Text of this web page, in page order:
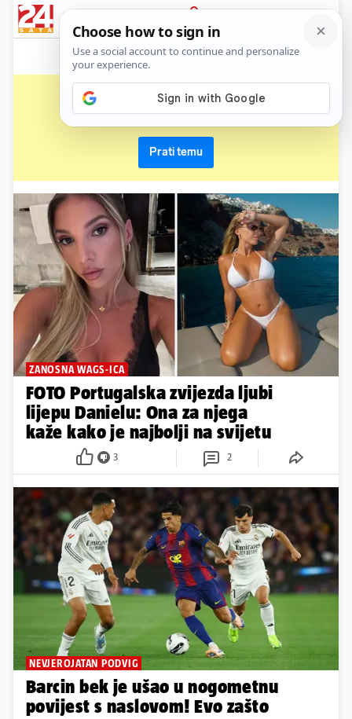
PRIJAVA
News
joao cancelo
Prati temu
ZANOSNA WAGS-ICA
FOTO Portugalska zvijezda ljubi
lijepu Danielu: Ona za njega
kaže kako je najbolji na svijetu
3 2
NEVJEROJATAN PODVIG
Barcin bek je ušao u nogometnu
povijest s naslovom! Evo zašto